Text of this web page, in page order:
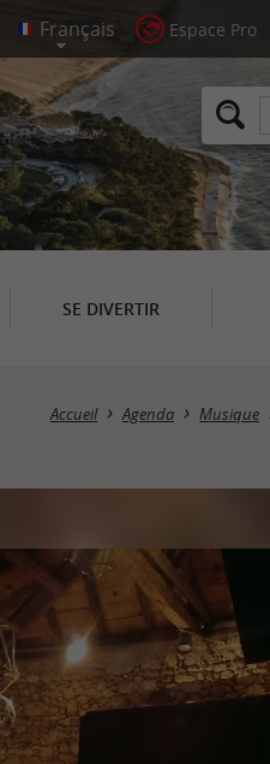
Espace Pro
SE DIVERTIR
Accueil Agenda Musique